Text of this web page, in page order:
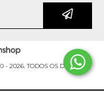
- 2026. TODOS OS DIREITOS